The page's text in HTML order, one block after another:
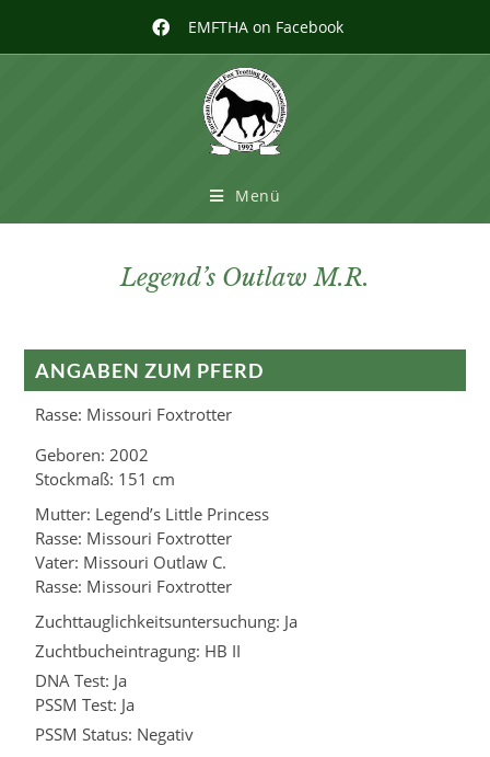
EMFTHA on Facebook
Menü
Legend’s Outlaw M.R.
ANGABEN ZUM PFERD
Rasse: Missouri Foxtrotter
Geboren: 2002
Stockmaß: 151 cm
Mutter: Legend’s Little Princess
Rasse: Missouri Foxtrotter
Vater: Missouri Outlaw C.
Rasse: Missouri Foxtrotter
Zuchttauglichkeitsuntersuchung: Ja
Zuchtbucheintragung: HB II
DNA Test: Ja
PSSM Test: Ja
PSSM Status: Negativ